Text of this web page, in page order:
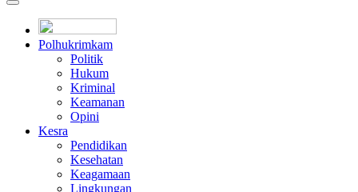
Polhukrimkam
Politik
Hukum
Kriminal
Keamanan
Opini
Kesra
Pendidikan
Kesehatan
Keagamaan
Lingkungan